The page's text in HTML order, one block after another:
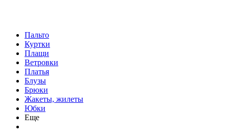
Пальто
Куртки
Плащи
Ветровки
Платья
Блузы
Брюки
Жакеты, жилеты
Юбки
Еще